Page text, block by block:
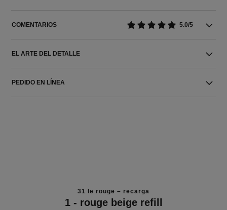
COMENTARIOS 5.0/5
EL ARTE DEL DETALLE
PEDIDO EN LÍNEA
31 le rouge – recarga
1 - rouge beige refill